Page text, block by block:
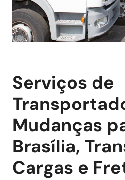
Serviços de
Mudanças
Brasília,
Cargas e